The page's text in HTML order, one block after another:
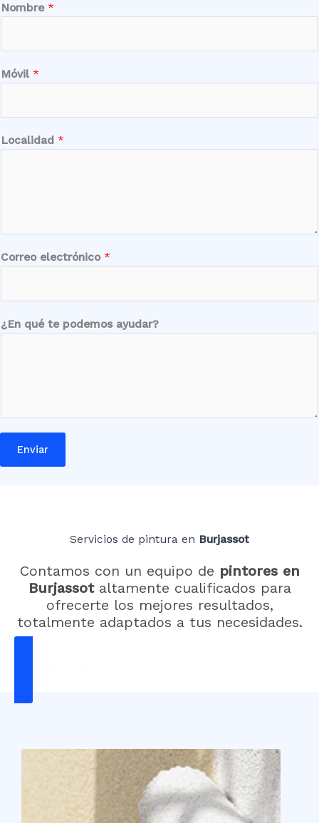
Nombre *
Móvil *
Localidad *
Correo electrónico *
e
l
i
a
¿En qué te podemos ayudar?
Enviar
Servicios de pintura en Burjassot
Contamos con un equipo de pintores en
Burjassotaltamente cualificados para
ofrecerte los mejores resultados,
totalmente adaptados a tus necesidades.